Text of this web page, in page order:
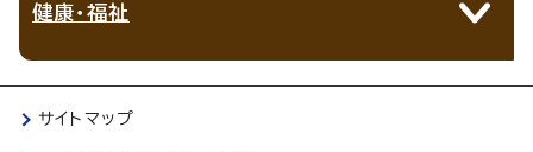
健康・福祉
サイトマップ